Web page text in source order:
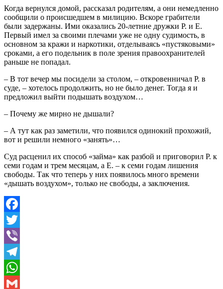
Когда вернулся домой, рассказал родителям, а они немедленно
сообщили о происшедшем в милицию. Вскоре грабители
были задержаны. Ими оказались 20-летние дружки Р. и Е.
Первый имел за своими плечами уже не одну судимость, в
основном за кражи и наркотики, отделываясь «пустяковыми»
сроками, а его подельник в поле зрения правоохранителей
раньше не попадал.
– В тот вечер мы посидели за столом, – откровенничал Р. в
суде, – хотелось продолжить, но не было денег. Тогда я и
предложил выйти подышать воздухом…
– Почему же мирно не дышали?
– А тут как раз заметили, что появился одинокий прохожий,
вот и решили немного «занять»…
Суд расценил их способ «займа» как разбой и приговорил Р. к
семи годам и трем месяцам, а Е. – к семи годам лишения
свободы. Так что теперь у них появилось много времени
«дышать воздухом», только не свободы, а заключения.
Facebook
Twitter
Viber
Telegram
WhatsApp